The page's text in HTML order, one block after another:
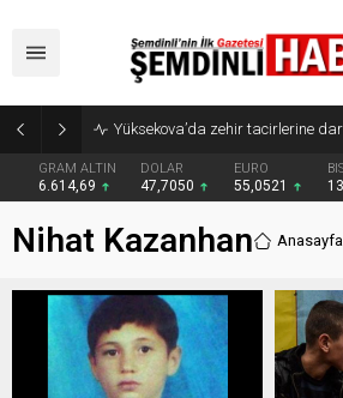
GRAM ALTIN
6.614,69
DOLAR
47,7050
EURO
55,0521
Nihat Kazanhan Anasayfa